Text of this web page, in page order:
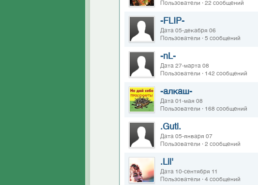
Пользователи · 22 сообщений
-FLIP-
Дата 05-декабря 06
Пользователи · 5 сообщений
-nL-
Дата 27-марта 08
Пользователи · 142 сообщений
-алкаш-
Дата 01-мая 08
Пользователи · 168 сообщений
.Guti.
Дата 05-января 07
Пользователи · 2 сообщений
.Lil'
Дата 10-сентября 11
Пользователи · 4 сообщений